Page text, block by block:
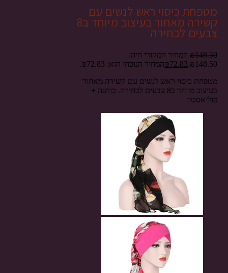
מטפחת כיסוי ראש לנשים עם
קשירה מאחור בעיצוב מיוחד ב8
צבעים לבחירה
₪148.50
המחיר המקורי היה:
₪148.50.
₪72.83
המחיר הנוכחי הוא: ₪72.83.
מטפחת כיסוי ראש לנשים עם קשירה מאחור
בעיצוב מיוחד ב8 צבעים לבחירה. כותנה +
פוליאסטר